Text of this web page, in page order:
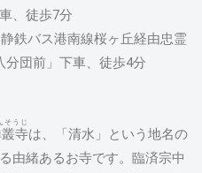
、徒歩7分
鉄バス港南線桜ヶ丘経由忠霊
団前」下車、徒歩4分
寺
そうじ
は、「清水」という地名の
由緒あるお寺です。臨済宗中